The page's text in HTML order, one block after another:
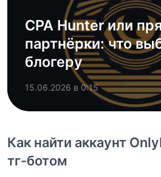
CPA Hunter или
партнёрки: что
блогеру
15.06.2026 в 0:15
Как найти аккаунт
тг-ботом